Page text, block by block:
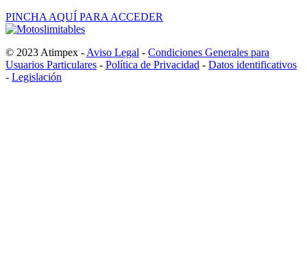
PINCHA AQUÍ PARA ACCEDER
© 2023 Atimpex - Aviso Legal - Condiciones Generales para
Usuarios Particulares - Política de Privacidad - Datos identificativos
- Legislación